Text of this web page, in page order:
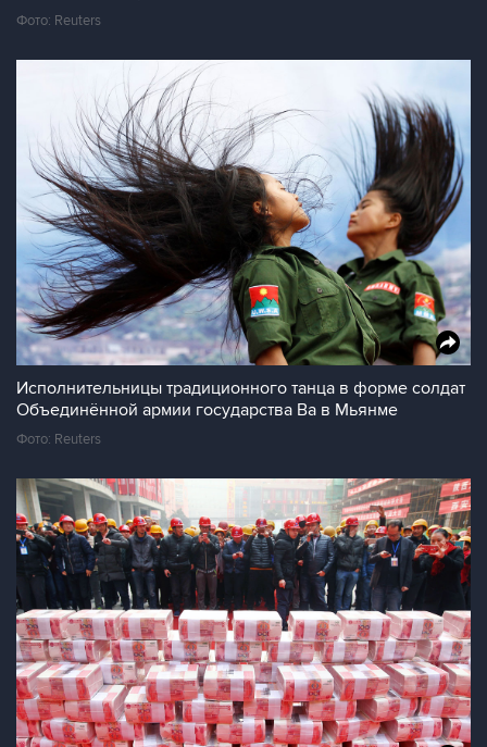
Фото: Reuters
Исполнительницы традиционного танца в форме солдат
Объединённой армии государства Ва в Мьянме
Фото: Reuters